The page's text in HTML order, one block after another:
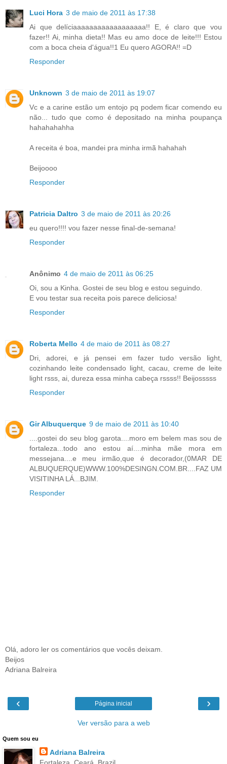
Luci Hora 3 de maio de 2011 às 17:38
Ai que delíciaaaaaaaaaaaaaaaaaa!! E, é claro que vou
fazer!! Ai, minha dieta!! Mas eu amo doce de leite!!! Estou
com a boca cheia d'água!!1 Eu quero AGORA!! =D
Responder
Unknown 3 de maio de 2011 às 19:07
Vc e a carine estão um entojo pq podem ficar comendo eu
não... tudo que como é depositado na minha poupança
hahahahahha
A receita é boa, mandei pra minha irmã hahahah
Beijoooo
Responder
Patricia Daltro 3 de maio de 2011 às 20:26
eu quero!!!! vou fazer nesse final-de-semana!
Responder
Anônimo 4 de maio de 2011 às 06:25
Oi, sou a Kinha. Gostei de seu blog e estou seguindo.
E vou testar sua receita pois parece deliciosa!
Responder
Roberta Mello 4 de maio de 2011 às 08:27
Dri, adorei, e já pensei em fazer tudo versão light,
cozinhando leite condensado light, cacau, creme de leite
light rsss, ai, dureza essa minha cabeça rssss!! Beijosssss
Responder
Gir Albuquerque 9 de maio de 2011 às 10:40
....gostei do seu blog garota....moro em belem mas sou de
fortaleza...todo ano estou aí....minha mãe mora em
messejana....e meu irmão,que é decorador,(0MAR DE
ALBUQUERQUE)WWW.100%DESINGN.COM.BR....FAZ UM
VISITINHA LÁ...BJIM.
Responder
Olá, adoro ler os comentários que vocês deixam.
Beijos
Adriana Balreira
‹ ›
Página inicial
Ver versão para a web
Quem sou eu
Adriana Balreira